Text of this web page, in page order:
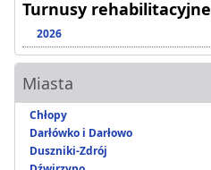
Turnusy rehabilitacyjne
2026
Miasta
Chłopy
Darłówko i Darłowo
Duszniki-Zdrój